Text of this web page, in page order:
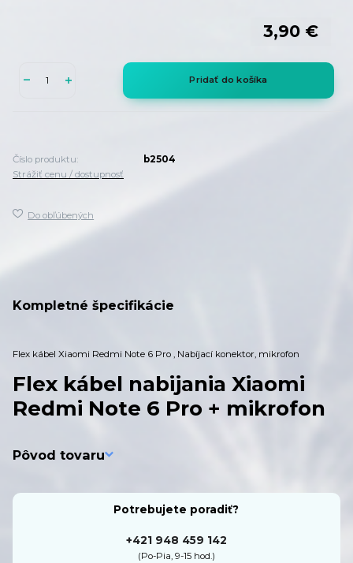
3,90 €
Pridať do košíka
Číslo produktu:
b2504
Strážiť cenu / dostupnosť
Do obľúbených
Kompletné špecifikácie
Flex kábel Xiaomi Redmi Note 6 Pro , Nabíjací konektor, mikrofon
Flex kábel nabijania Xiaomi
Redmi Note 6 Pro + mikrofon
Pôvod tovaru
Potrebujete poradiť?
+421 948 459 142
(Po-Pia, 9-15 hod.)